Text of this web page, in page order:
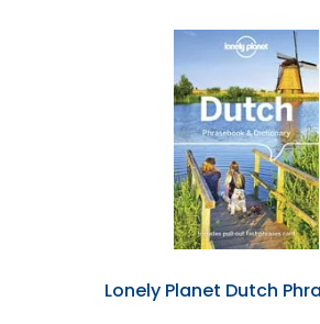
Lonely Planet Dutch